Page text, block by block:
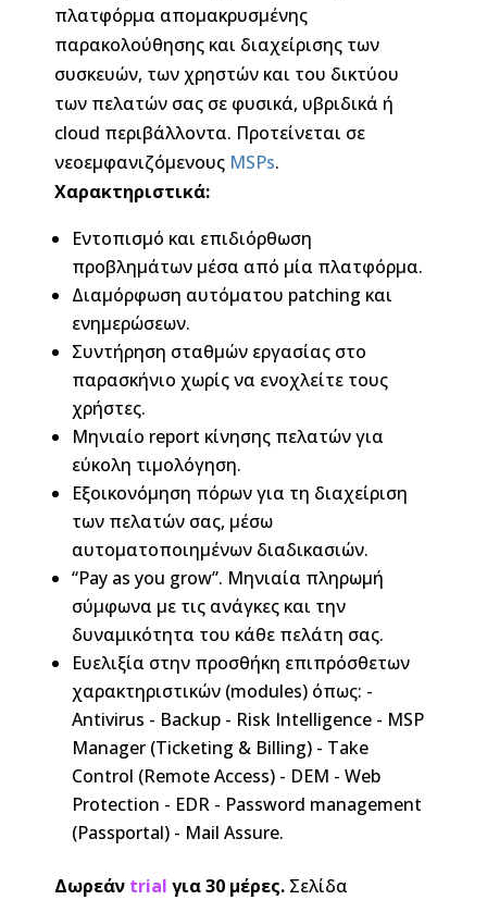
πλατφόρμα απομακρυσμένης
παρακολούθησης και διαχείρισης των
συσκευών, των χρηστών και του δικτύου
των πελατών σας σε φυσικά, υβριδικά ή
cloud περιβάλλοντα. Προτείνεται σε
νεοεμφανιζόμενους MSPs.
Χαρακτηριστικά:
Εντοπισμό και επιδιόρθωση
προβλημάτων μέσα από μία πλατφόρμα.
Διαμόρφωση αυτόματου patching και
ενημερώσεων.
Συντήρηση σταθμών εργασίας στο
παρασκήνιο χωρίς να ενοχλείτε τους
χρήστες.
Μηνιαίο report κίνησης πελατών για
εύκολη τιμολόγηση.
Εξοικονόμηση πόρων για τη διαχείριση
των πελατών σας, μέσω
αυτοματοποιημένων διαδικασιών.
“Pay as you grow”. Μηνιαία πληρωμή
σύμφωνα με τις ανάγκες και την
δυναμικότητα του κάθε πελάτη σας.
Ευελιξία στην προσθήκη επιπρόσθετων
χαρακτηριστικών (modules) όπως: -
Antivirus - Backup - Risk Intelligence - MSP
Manager (Ticketing & Billing) - Take
Control (Remote Access) - DEM - Web
Protection - EDR - Password management
(Passportal) - Mail Assure.
Δωρεάν trial για 30 μέρες. Σελίδα